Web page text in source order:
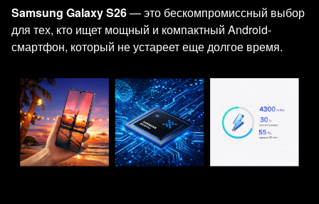
Samsung Galaxy S26— это бескомпромиссный выбор
для тех, кто ищет мощный и компактный Android-
смартфон, который не устареет еще долгое время.